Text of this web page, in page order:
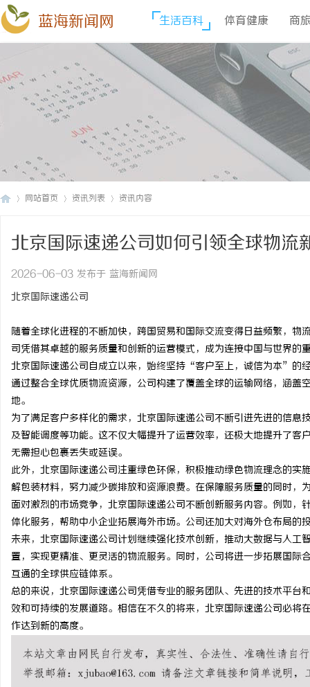
蓝海新闻网 生活百科 体育健康 商
网站首页 资讯列表 资讯内容
北京国际速递公司如何引领全球物流
2026-06-03 发布于 蓝海新闻网
北京国际速递公司
随着全球化进程的不断加快，跨国贸易和国际交流变得日益频繁，
司凭借其卓越的服务质量和创新的运营模式，成为连接中国与世界的
北京国际速递公司自成立以来，始终坚持“客户至上，诚信为本”的
通过整合全球优质物流资源，公司构建了覆盖全球的运输网络，涵
地。
为了满足客户多样化的需求，北京国际速递公司不断引进先进的信
及智能调度等功能。这不仅大幅提升了运营效率，还极大地提升了
无需担心包裹丢失或延误。
此外，北京国际速递公司注重绿色环保，积极推动绿色物流理念的
解包装材料，努力减少碳排放和资源浪费。在保障服务质量的同时，
面对激烈的市场竞争，北京国际速递公司不断创新服务内容。例如
体化服务，帮助中小企业拓展海外市场。公司还加大对海外仓布局的
未来，北京国际速递公司计划继续强化技术创新，推动大数据与人
置，实现更精准、更灵活的物流服务。同时，公司将进一步拓展国
互通的全球供应链体系。
总的来说，北京国际速递公司凭借专业的服务团队、先进的技术平
效和可持续的发展道路。相信在不久的将来，北京国际速递公司必
作达到新的高度。
安徽刑事辩护律师：为